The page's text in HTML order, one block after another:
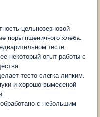
цельнозерновой
поры пшеничного хлеба.
тесте.
некоторый опыт работы с
тесто слегка липким.
и хорошо вымесеной
с небольшим